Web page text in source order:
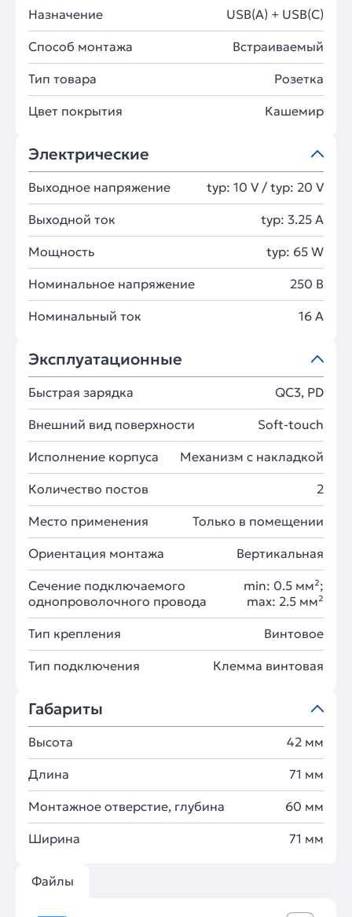
Назначение USB(A) + USB(C)
Способ монтажа Встраиваемый
Тип товара Розетка
Цвет покрытия Кашемир
Электрические
Выходное напряжение typ: 10 V / typ: 20 V
Выходной ток typ: 3.25 A
Мощность typ: 65 W
Номинальное напряжение 250 В
Номинальный ток 16 А
Эксплуатационные
Быстрая зарядка QC3, PD
Внешний вид поверхности Soft-touch
Исполнение корпуса Механизм с накладкой
Количество постов 2
Место применения Только в помещении
Ориентация монтажа Вертикальная
Сечение подключаемого
однопроволочного провода
min: 0.5 мм²;
max: 2.5 мм²
Тип крепления Винтовое
Тип подключения Клемма винтовая
Габариты
Высота 42 мм
Длина 71 мм
Монтажное отверстие, глубина 60 мм
Ширина 71 мм
Файлы